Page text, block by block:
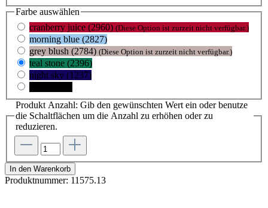
Farbe auswählen
cranberry juice (2960) (Diese Option ist zurzeit nicht verfügbar.)
morning blue (2827)
grey blush (2784) (Diese Option ist zurzeit nicht verfügbar.)
teal stone (2396)
night sky (1237)
Produkt Anzahl: Gib den gewünschten Wert ein oder benutze
die Schaltflächen um die Anzahl zu erhöhen oder zu
reduzieren.
In den Warenkorb
Produktnummer: 11575.13